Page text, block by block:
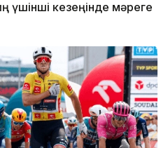
үшінші кезеңінде мәреге